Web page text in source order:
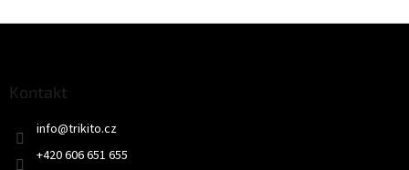
Kontakt
info@trikito.cz
+420 606 651 655